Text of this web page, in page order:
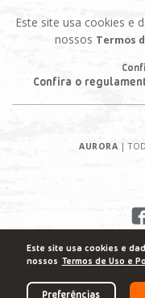
Este site usa cookies e
nossos Termos
Confira o
AURORA |
Este site usa cookies e
nossos Termos de Uso e
Preferências